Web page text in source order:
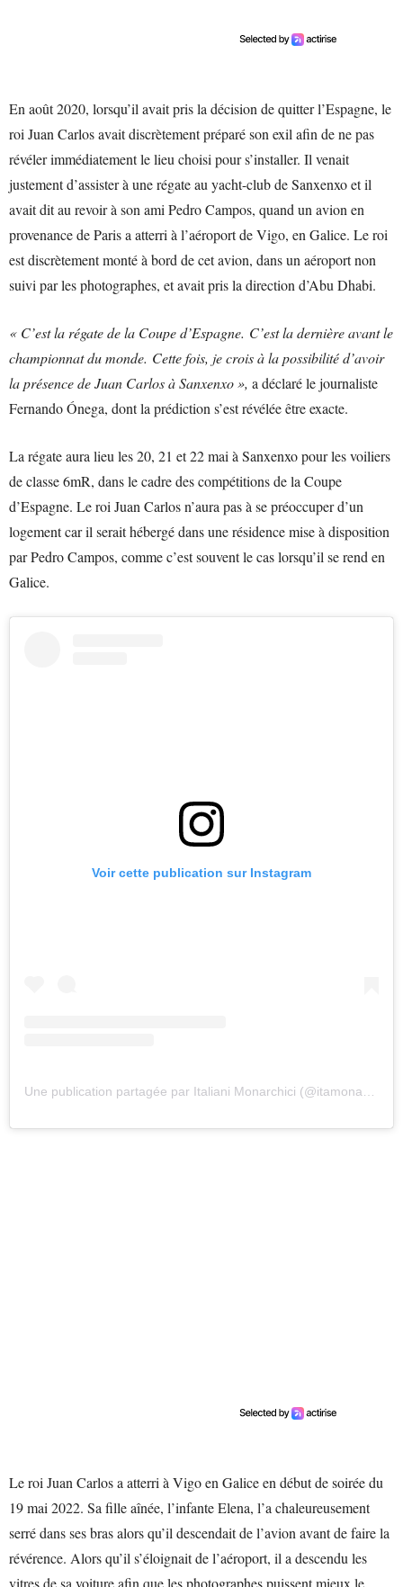
En août 2020, lorsqu’il avait pris la décision de quitter l’Espagne, le
roi Juan Carlos avait discrètement préparé son exil afin de ne pas
révéler immédiatement le lieu choisi pour s’installer. Il venait
justement d’assister à une régate au yacht-club de Sanxenxo et il
avait dit au revoir à son ami Pedro Campos, quand un avion en
provenance de Paris a atterri à l’aéroport de Vigo, en Galice. Le roi
est discrètement monté à bord de cet avion, dans un aéroport non
suivi par les photographes, et avait pris la direction d’Abu Dhabi.
« C’est la régate de la Coupe d’Espagne. C’est la dernière avant le
championnat du monde. Cette fois, je crois à la possibilité d’avoir
la présence de Juan Carlos à Sanxenxo », a déclaré le journaliste
Fernando Ónega, dont la prédiction s’est révélée être exacte.
La régate aura lieu les 20, 21 et 22 mai à Sanxenxo pour les voiliers
de classe 6mR, dans le cadre des compétitions de la Coupe
d’Espagne. Le roi Juan Carlos n’aura pas à se préoccuper d’un
logement car il serait hébergé dans une résidence mise à disposition
par Pedro Campos, comme c’est souvent le cas lorsqu’il se rend en
Galice.
Voir cette publication sur Instagram
Une publication partagée par Italiani Monarchici (@itamonarchici)
Le roi Juan Carlos a atterri à Vigo en Galice en début de soirée du
19 mai 2022. Sa fille aînée, l’infante Elena, l’a chaleureusement
serré dans ses bras alors qu’il descendait de l’avion avant de faire la
révérence. Alors qu’il s’éloignait de l’aéroport, il a descendu les
vitres de sa voiture afin que les photographes puissent mieux le